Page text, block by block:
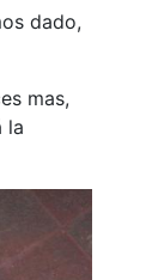
dado,
mas,
la